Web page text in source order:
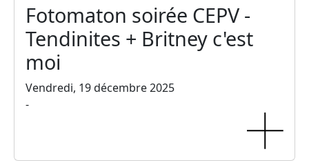
Fotomaton soirée CEPV -
Tendinites + Britney c'est
moi
Vendredi, 19 décembre 2025
-